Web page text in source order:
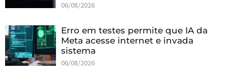
06/08/2026
Erro em testes permite que IA da
Meta acesse internet e invada
sistema
06/08/2026